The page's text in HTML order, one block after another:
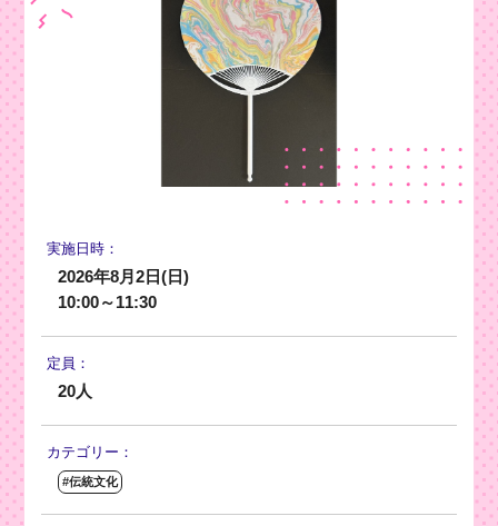
実施日時：
2026年8月2日(日)
10:00～11:30
定員：
20人
カテゴリー：
#伝統文化